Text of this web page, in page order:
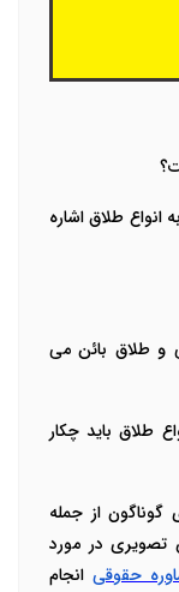
به انواع طلاق اشاره
و طلاق بائن می
طلاق باید چکار
از جمله
تصویری در مورد
حقوقی انجام